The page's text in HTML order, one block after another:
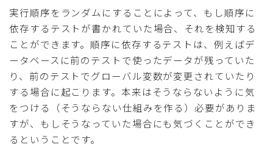
実行順序をランダムにすることによって、もし順序に
依存するテストが書かれていた場合、それを検知する
ことができます。順序に依存するテストは、例えばデ
ータベースに前のテストで使ったデータが残っていた
り、前のテストでグローバル変数が変更されていたり
する場合に起こります。本来はそうならないように気
をつける（そうならない仕組みを作る）必要がありま
すが、もしそうなっていた場合にも気づくことができ
るということです。